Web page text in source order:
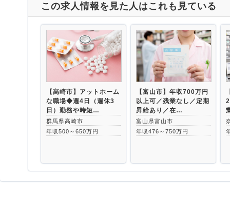
この求人情報を見た人はこれも見ている
【高崎市】アットホーム
な職場◆週4日（週休3
日）勤務や時短…
群馬県高崎市
年収500～650万円
【富山市】年収700万円
以上可／残業なし／定期
昇給あり／在…
富山県富山市
年収476～750万円